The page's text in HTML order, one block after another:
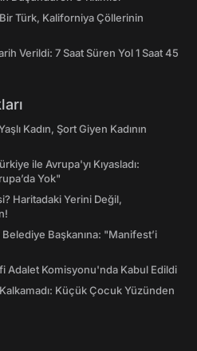
Türk, Kaliforniya Çöllerinin
Verildi: 7 Saat Süren Yol 1 Saat 45
Kadın, Şort Giyen Kadının
ile Avrupa'yı Kıyasladı:
Yok"
Haritadaki Yerini Değil,
Başkanına: "Manifest’i
Adalet Komisyonu'nda Kabul Edildi
Küçük Çocuk Yüzünden